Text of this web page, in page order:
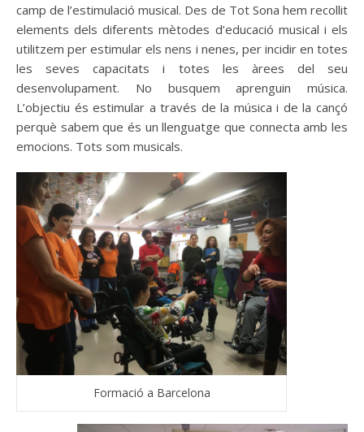
camp de l’estimulació musical. Des de Tot Sona hem recollit
elements dels diferents mètodes d’educació musical i els
utilitzem per estimular els nens i nenes, per incidir en totes
les seves capacitats i totes les àrees del seu
desenvolupament. No busquem aprenguin música.
L’objectiu és estimular a través de la música i de la cançó
perquè sabem que és un llenguatge que connecta amb les
emocions. Tots som musicals.
Formació a Barcelona